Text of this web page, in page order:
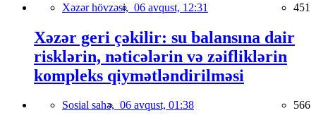
Xəzər hövzəsi, 06 avqust, 12:31 451
Xəzər geri çəkilir: su balansına dair
risklərin, nəticələrin və zəifliklərin
kompleks qiymətləndirilməsi
Sosial sahə, 06 avqust, 01:38 566